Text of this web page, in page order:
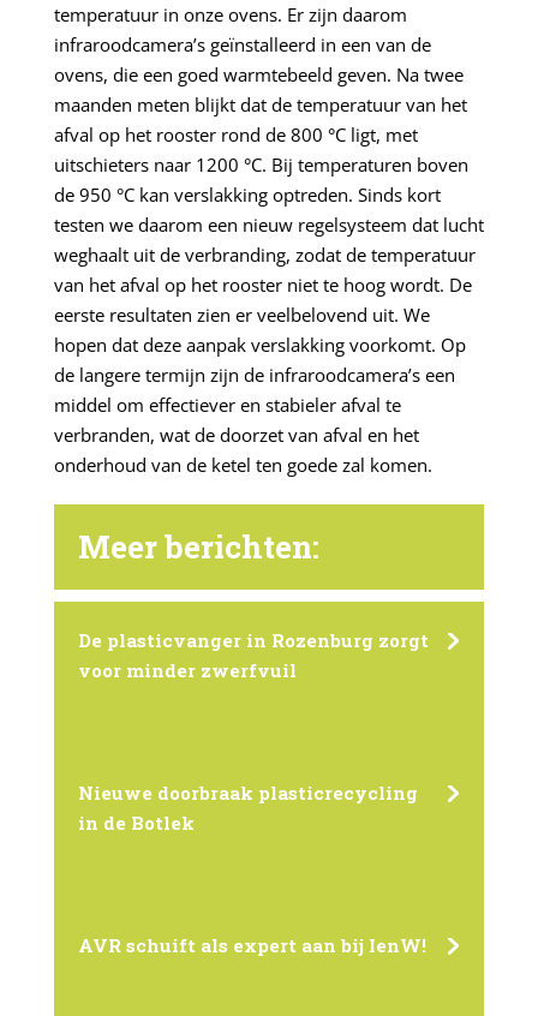
temperatuur in onze ovens. Er zijn daarom
infraroodcamera’s geïnstalleerd in een van de
ovens, die een goed warmtebeeld geven. Na twee
maanden meten blijkt dat de temperatuur van het
afval op het rooster rond de 800 °C ligt, met
uitschieters naar 1200 °C. Bij temperaturen boven
de 950 °C kan verslakking optreden. Sinds kort
testen we daarom een nieuw regelsysteem dat lucht
weghaalt uit de verbranding, zodat de temperatuur
van het afval op het rooster niet te hoog wordt. De
eerste resultaten zien er veelbelovend uit. We
hopen dat deze aanpak verslakking voorkomt. Op
de langere termijn zijn de infraroodcamera’s een
middel om effectiever en stabieler afval te
verbranden, wat de doorzet van afval en het
onderhoud van de ketel ten goede zal komen.
Meer berichten:
De plasticvanger in Rozenburg zorgt
voor minder zwerfvuil
Nieuwe doorbraak plasticrecycling
in de Botlek
AVR schuift als expert aan bij IenW!